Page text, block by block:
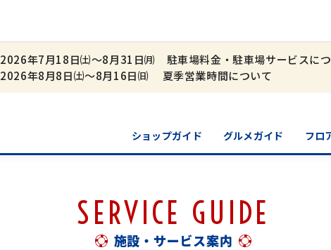
2026年7月18日㈯～8月31日㈪ 駐車場料金・駐車場サービスに
2026年8月8日㈯～8月16日㈰ 夏季営業時間について
ショップガイド グルメガイド フロ
SERVICE GUIDE
施設・サービス案内